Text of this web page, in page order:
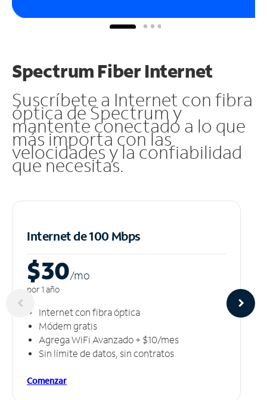
Spectrum Fiber Internet
Suscríbete a Internet con fibra
óptica de Spectrum y
mantente conectado a lo que
más importa con las
velocidades y la confiabilidad
que necesitas.
Internet de 100 Mbps
$30/mo
por 1 año
Internet con fibra óptica
Módem gratis
Agrega WiFi Avanzado + $10/mes
Sin límite de datos, sin contratos
Comenzar